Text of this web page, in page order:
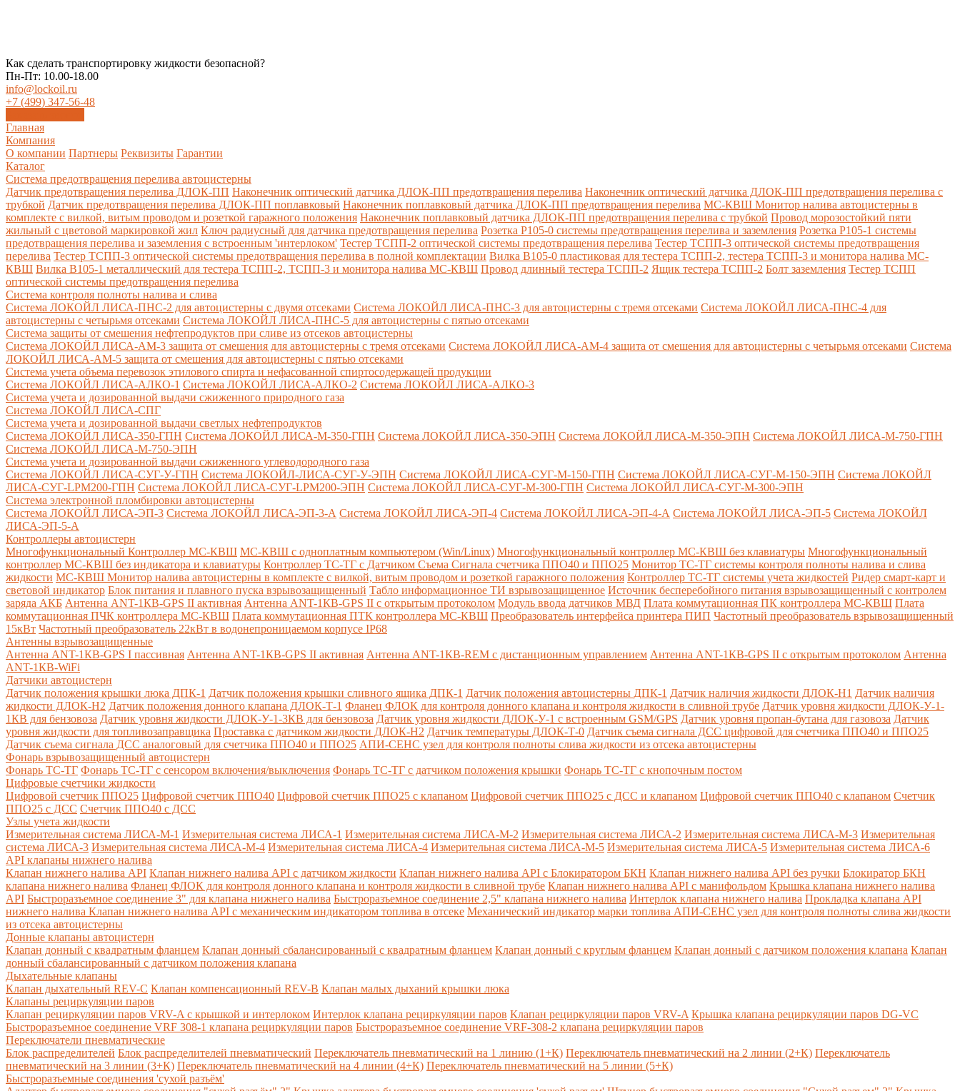
Как сделать транспортировку жидкости безопасной?
Пн-Пт: 10.00-18.00
info@lockoil.ru
+7 (499) 347-56-48
Главная
Компания
О компании Партнеры Реквизиты Гарантии
Каталог
Система предотвращения перелива автоцистерны
Датчик предотвращения перелива ДЛОК-ПП Наконечник оптический датчика ДЛОК-ПП предотвращения перелива Наконечник оптический датчика ДЛОК-ПП предотвращения перелива с
трубкой Датчик предотвращения перелива ДЛОК-ПП поплавковый Наконечник поплавковый датчика ДЛОК-ПП предотвращения перелива МС-КВШ Монитор налива автоцистерны в
комплекте с вилкой, витым проводом и розеткой гаражного положения Наконечник поплавковый датчика ДЛОК-ПП предотвращения перелива с трубкой Провод морозостойкий пяти
жильный с цветовой маркировкой жил Ключ радиусный для датчика предотвращения перелива Розетка Р105-0 системы предотвращения перелива и заземления Розетка Р105-1 системы
предотвращения перелива и заземления с встроенным 'интерлоком' Тестер ТСПП-2 оптической системы предотвращения перелива Тестер ТСПП-3 оптической системы предотвращения
перелива Тестер ТСПП-3 оптической системы предотвращения перелива в полной комплектации Вилка В105-0 пластиковая для тестера ТСПП-2, тестера ТСПП-3 и монитора налива МС-
КВШ Вилка В105-1 металлический для тестера ТСПП-2, ТСПП-3 и монитора налива МС-КВШ Провод длинный тестера ТСПП-2 Ящик тестера ТСПП-2 Болт заземления Тестер ТСПП
оптической системы предотвращения перелива
Cистема контроля полноты налива и слива
Система ЛОКОЙЛ ЛИСА-ПНС-2 для автоцистерны с двумя отсеками Система ЛОКОЙЛ ЛИСА-ПНС-3 для автоцистерны с тремя отсеками Система ЛОКОЙЛ ЛИСА-ПНС-4 для
автоцистерны с четырьмя отсеками Система ЛОКОЙЛ ЛИСА-ПНС-5 для автоцистерны с пятью отсеками
Система защиты от смешения нефтепродуктов при сливе из отсеков автоцистерны
Система ЛОКОЙЛ ЛИСА-AM-3 защита от смешения для автоцистерны с тремя отсеками Система ЛОКОЙЛ ЛИСА-AM-4 защита от смешения для автоцистерны с четырьмя отсеками Система
ЛОКОЙЛ ЛИСА-AM-5 защита от смешения для автоцистерны с пятью отсеками
Система учета объема перевозок этилового спирта и нефасованной спиртосодержащей продукции
Система ЛОКОЙЛ ЛИСА-AЛКО-1 Система ЛОКОЙЛ ЛИСА-АЛКО-2 Система ЛОКОЙЛ ЛИСА-АЛКО-3
Система учета и дозированной выдачи сжиженного природного газа
Система ЛОКОЙЛ ЛИСА-СПГ
Система учета и дозированной выдачи светлых нефтепродуктов
Система ЛОКОЙЛ ЛИСА-350-ГПН Система ЛОКОЙЛ ЛИСА-М-350-ГПН Система ЛОКОЙЛ ЛИСА-350-ЭПН Система ЛОКОЙЛ ЛИСА-М-350-ЭПН Система ЛОКОЙЛ ЛИСА-М-750-ГПН
Система ЛОКОЙЛ ЛИСА-М-750-ЭПН
Система учета и дозированной выдачи сжиженного углеводородного газа
Система ЛОКОЙЛ ЛИСА-СУГ-У-ГПН Система ЛОКОЙЛ-ЛИСА-СУГ-У-ЭПН Система ЛОКОЙЛ ЛИСА-СУГ-М-150-ГПН Система ЛОКОЙЛ ЛИСА-СУГ-М-150-ЭПН Система ЛОКОЙЛ
ЛИСА-СУГ-LPM200-ГПН Система ЛОКОЙЛ ЛИСА-СУГ-LPM200-ЭПН Система ЛОКОЙЛ ЛИСА-СУГ-М-300-ГПН Система ЛОКОЙЛ ЛИСА-СУГ-М-300-ЭПН
Система электронной пломбировки автоцистерны
Система ЛОКОЙЛ ЛИСА-ЭП-3 Система ЛОКОЙЛ ЛИСА-ЭП-3-А Система ЛОКОЙЛ ЛИСА-ЭП-4 Система ЛОКОЙЛ ЛИСА-ЭП-4-А Система ЛОКОЙЛ ЛИСА-ЭП-5 Система ЛОКОЙЛ
ЛИСА-ЭП-5-А
Контроллеры автоцистерн
Многофункциональный Контроллер МС-КВШ МС-КВШ с одноплатным компьютером (Win/Linux) Многофункциональный контроллер МС-КВШ без клавиатуры Многофункциональный
контроллер МС-КВШ без индикатора и клавиатуры Контроллер ТС-ТГ с Датчиком Съема Сигнала счетчика ППО40 и ППО25 Монитор ТС-ТГ системы контроля полноты налива и слива
жидкости МС-КВШ Монитор налива автоцистерны в комплекте с вилкой, витым проводом и розеткой гаражного положения Контроллер ТС-ТГ системы учета жидкостей Ридер смарт-карт и
световой индикатор Блок питания и плавного пуска взрывозащищенный Табло информационное ТИ взрывозащищенное Источник бесперебойного питания взрывозащищенный с контролем
заряда АКБ Антенна ANT-1КВ-GPS II активная Антенна ANT-1КВ-GPS II с открытым протоколом Модуль ввода датчиков МВД Плата коммутационная ПК контроллера МС-КВШ Плата
коммутационная ПЧК контроллера МС-КВШ Плата коммутационная ПТК контроллера МС-КВШ Преобразователь интерфейса принтера ПИП Частотный преобразователь взрывозащищенный
15кВт Частотный преобразователь 22кВт в водонепроницаемом корпусе IP68
Антенны взрывозащищенные
Антенна ANT-1КВ-GPS I пассивная Антенна ANT-1КВ-GPS II активная Антенна ANT-1КВ-REM c дистанционным управлением Антенна ANT-1КВ-GPS II с открытым протоколом Антенна
ANT-1КВ-WiFi
Датчики автоцистерн
Датчик положения крышки люка ДПК-1 Датчик положения крышки сливного ящика ДПК-1 Датчик положения автоцистерны ДПК-1 Датчик наличия жидкости ДЛОК-Н1 Датчик наличия
жидкости ДЛОК-Н2 Датчик положения донного клапана ДЛОК-Т-1 Фланец ФЛОК для контроля донного клапана и контроля жидкости в сливной трубе Датчик уровня жидкости ДЛОК-У-1-
1КВ для бензовоза Датчик уровня жидкости ДЛОК-У-1-3КВ для бензовоза Датчик уровня жидкости ДЛОК-У-1 с встроенным GSM/GPS Датчик уровня пропан-бутана для газовоза Датчик
уровня жидкости для топливозаправщика Проставка с датчиком жидкости ДЛОК-Н2 Датчик температуры ДЛОК-Т-0 Датчик съема сигнала ДСС цифровой для счетчика ППО40 и ППО25
Датчик съема сигнала ДСС аналоговый для счетчика ППО40 и ППО25 АПИ-СЕНС узел для контроля полноты слива жидкости из отсека автоцистерны
Фонарь взрывозащищенный автоцистерн
Фонарь ТС-ТГ Фонарь ТС-ТГ с сенсором включения/выключения Фонарь ТС-ТГ с датчиком положения крышки Фонарь ТС-ТГ с кнопочным постом
Цифровые счетчики жидкости
Цифровой счетчик ППО25 Цифровой счетчик ППО40 Цифровой счетчик ППО25 с клапаном Цифровой счетчик ППО25 с ДСС и клапаном Цифровой счетчик ППО40 с клапаном Счетчик
ППО25 с ДСС Счетчик ППО40 с ДСС
Узлы учета жидкости
Измерительная система ЛИСА-М-1 Измерительная система ЛИСА-1 Измерительная система ЛИСА-М-2 Измерительная система ЛИСА-2 Измерительная система ЛИСА-М-3 Измерительная
система ЛИСА-3 Измерительная система ЛИСА-М-4 Измерительная система ЛИСА-4 Измерительная система ЛИСА-М-5 Измерительная система ЛИСА-5 Измерительная система ЛИСА-6
API клапаны нижнего налива
Клапан нижнего налива API Клапан нижнего налива API с датчиком жидкости Клапан нижнего налива API с Блокиратором БКН Клапан нижнего налива API без ручки Блокиратор БКН
клапана нижнего налива Фланец ФЛОК для контроля донного клапана и контроля жидкости в сливной трубе Клапан нижнего налива API с манифольдом Крышка клапана нижнего налива
API Быстроразъемное соединение 3" для клапана нижнего налива Быстроразъемное соединение 2,5" клапана нижнего налива Интерлок клапана нижнего налива Прокладка клапана API
нижнего налива Клапан нижнего налива API с механическим индикатором топлива в отсеке Механический индикатор марки топлива АПИ-СЕНС узел для контроля полноты слива жидкости
из отсека автоцистерны
Донные клапаны автоцистерн
Клапан донный с квадратным фланцем Клапан донный сбалансированный с квадратным фланцем Клапан донный с круглым фланцем Клапан донный с датчиком положения клапана Клапан
донный сбалансированный с датчиком положения клапана
Дыхательные клапаны
Клапан дыхательный REV-C Клапан компенсационный REV-B Клапан малых дыханий крышки люка
Клапаны рециркуляции паров
Клапан рециркуляции паров VRV-A с крышкой и интерлоком Интерлок клапана рециркуляции паров Клапан рециркуляции паров VRV-A Крышка клапана рециркуляции паров DG-VC
Быстроразъемное соединение VRF 308-1 клапана рециркуляции паров Быстроразъемное соединение VRF-308-2 клапана рециркуляции паров
Переключатели пневматические
Блок распределителей Блок распределителей пневматический Переключатель пневматический на 1 линию (1+К) Переключатель пневматический на 2 линии (2+К) Переключатель
пневматический на 3 линии (3+К) Переключатель пневматический на 4 линии (4+К) Переключатель пневматический на 5 линии (5+К)
Быстроразъемные соединения 'сухой разъём'